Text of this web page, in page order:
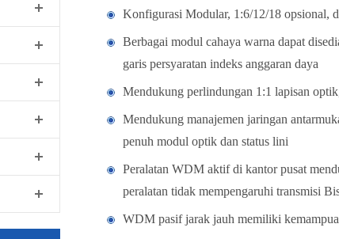
Konfigurasi Modular, 1:6/12/18 opsional,
Berbagai modul cahaya warna dapat
garis persyaratan indeks anggaran daya
Mendukung perlindungan 1:1 lapisan
Mendukung manajemen jaringan
penuh modul optik dan status lini
Peralatan WDM aktif di kantor pusat
peralatan tidak mempengaruhi transmisi
WDM pasif jarak jauh memiliki